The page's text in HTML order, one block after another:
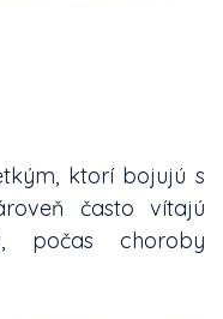
ktorí bojujú s
často vítajú
počas choroby